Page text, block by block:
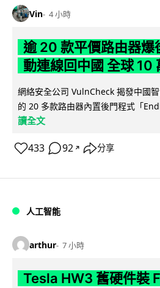
Vin 4 小時
逾 20 款平價路由器爆
動連線回中國 全球 10
網絡安全公司 VulnCheck 揭發中國
的 20 多款路由器內置後門程式「
讀全文
433 92 ↗ 分享
人工智能
arthur 7 小時
Tesla HW3 舊硬件裝